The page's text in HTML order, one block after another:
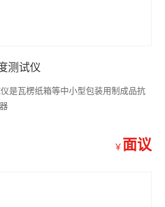
测试仪
是瓦楞纸箱等中小型包装用制成品抗
￥ 面议